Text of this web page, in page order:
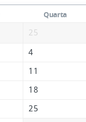
Quarta
25
4
11
18
25